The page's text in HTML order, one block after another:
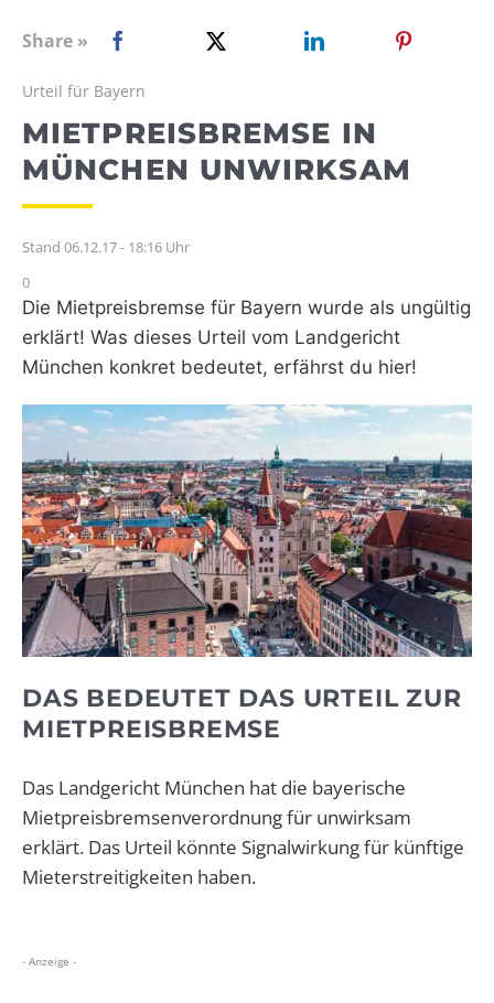
WEBRADIO
Share »
Urteil für Bayern
MIETPREISBREMSE IN
MÜNCHEN UNWIRKSAM
Stand 06.12.17 - 18:16 Uhr
0
Die Mietpreisbremse für Bayern wurde als ungültig
erklärt! Was dieses Urteil vom Landgericht
München konkret bedeutet, erfährst du hier!
DAS BEDEUTET DAS URTEIL ZUR
MIETPREISBREMSE
Das Landgericht München hat die bayerische
Mietpreisbremsenverordnung für unwirksam
erklärt. Das Urteil könnte Signalwirkung für künftige
Mieterstreitigkeiten haben.
- Anzeige -